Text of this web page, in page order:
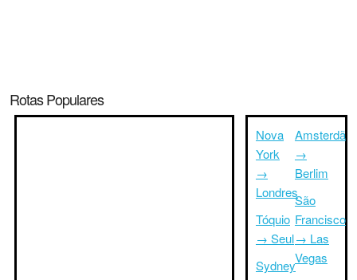
Rotas Populares
Nova
York
→
Londres
Tóquio
→ Seul
Sydney
Amsterdã
→
Berlim
São
Francisco
→ Las
Vegas